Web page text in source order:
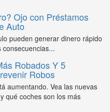
Ojo con Préstamos
Auto
pueden generar dinero rápido
Robados Y 5
Robos
aumentando. Vea las nuevas
qué coches son los más